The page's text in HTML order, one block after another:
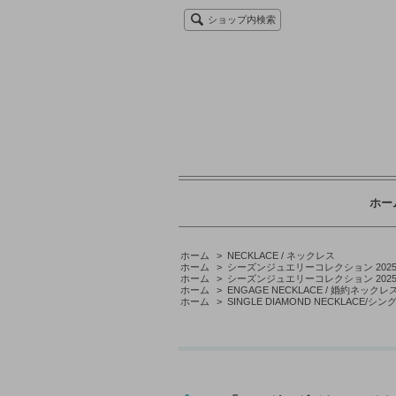
ショップ内検索
ホー
ホーム > NECKLACE / ネックレス
ホーム
> シーズンジュエリーコレクション
ホーム
> シーズンジュエリーコレクション
ホーム
> ENGAGE NECKLACE / 婚約ネックレス
ホーム
> SINGLE DIAMOND NECKLACE/シン